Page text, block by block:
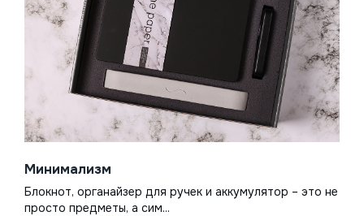
Минимализм
Блокнот, органайзер для ручек и аккумулятор – это не
просто предметы, а сим...